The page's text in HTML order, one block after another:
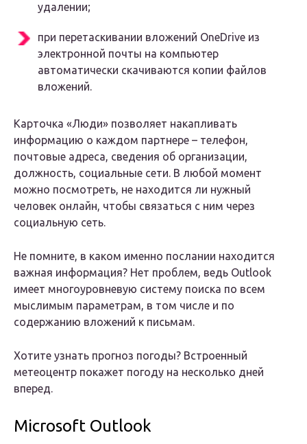
удалении;
при перетаскивании вложений OneDrive из
электронной почты на компьютер
автоматически скачиваются копии файлов
вложений.
Карточка «Люди» позволяет накапливать
информацию о каждом партнере – телефон,
почтовые адреса, сведения об организации,
должность, социальные сети. В любой момент
можно посмотреть, не находится ли нужный
человек онлайн, чтобы связаться с ним через
социальную сеть.
Не помните, в каком именно послании находится
важная информация? Нет проблем, ведь Outlook
имеет многоуровневую систему поиска по всем
мыслимым параметрам, в том числе и по
содержанию вложений к письмам.
Хотите узнать прогноз погоды? Встроенный
метеоцентр покажет погоду на несколько дней
вперед.
Microsoft Outlook